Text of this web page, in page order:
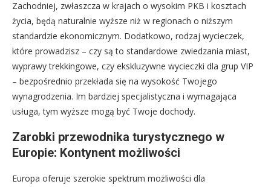
Zachodniej, zwłaszcza w krajach o wysokim PKB i kosztach
życia, będą naturalnie wyższe niż w regionach o niższym
standardzie ekonomicznym. Dodatkowo, rodzaj wycieczek,
które prowadzisz – czy są to standardowe zwiedzania miast,
wyprawy trekkingowe, czy ekskluzywne wycieczki dla grup VIP
– bezpośrednio przekłada się na wysokość Twojego
wynagrodzenia. Im bardziej specjalistyczna i wymagająca
usługa, tym wyższe mogą być Twoje dochody.
Zarobki przewodnika turystycznego w
Europie: Kontynent możliwości
Europa oferuje szerokie spektrum możliwości dla